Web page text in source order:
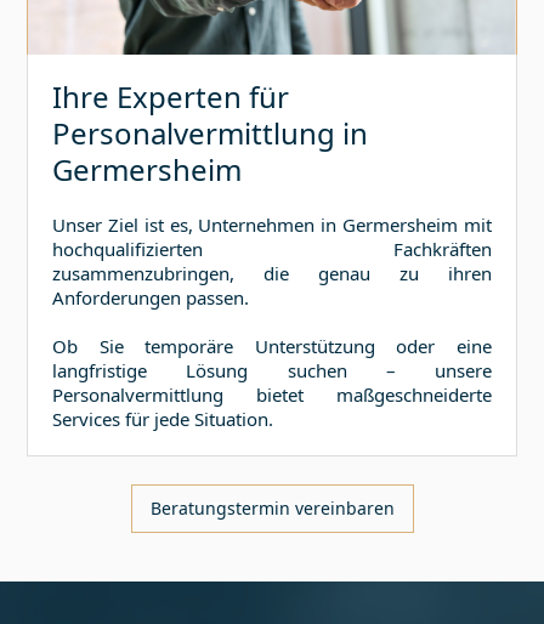
Ihre Experten für
Personalvermittlung in
Germersheim
Unser Ziel ist es, Unternehmen in Germersheim mit
hochqualifizierten Fachkräften
zusammenzubringen, die genau zu ihren
Anforderungen passen.
Ob Sie temporäre Unterstützung oder eine
langfristige Lösung suchen – unsere
Personalvermittlung bietet maßgeschneiderte
Services für jede Situation.
Beratungstermin vereinbaren